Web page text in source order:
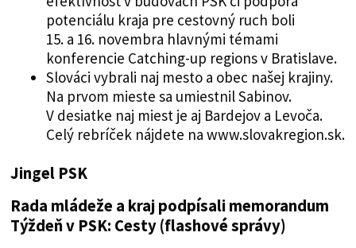
potenciálu kraja pre cestovný ruch boli
15. a 16. novembra hlavnými témami
konferencie Catching-up regions v Bratislave.
Slováci vybrali naj mesto a obec našej krajiny.
Na prvom mieste sa umiestnil Sabinov.
V desiatke naj miest je aj Bardejov a Levoča.
Celý rebríček nájdete na www.slovakregion.sk.
Jingel PSK
Rada mládeže a kraj podpísali memorandum
Týždeň v PSK: Cesty (flashové správy)